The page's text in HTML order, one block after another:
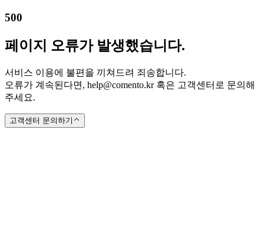
500
페이지 오류가 발생했습니다.
서비스 이용에 불편을 끼쳐드려 죄송합니다.
오류가 계속된다면, help@comento.kr 혹은 고객센터로 문의해
주세요.
고객센터 문의하기